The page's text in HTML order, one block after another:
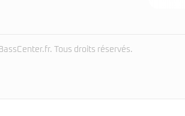
Tous droits réservés.